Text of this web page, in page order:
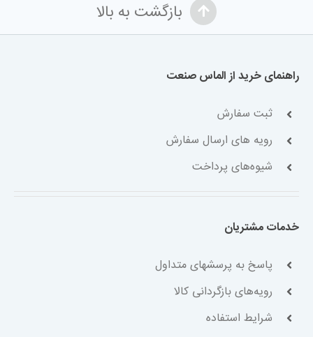
بازگشت به بالا
راهنمای خرید از الماس صنعت
ثبت سفارش
رویه های ارسال سفارش
شیوه‌های پرداخت
خدمات مشتریان
پاسخ به پرسشهای متداول
رویه‌های بازگردانی کالا
شرایط استفاده